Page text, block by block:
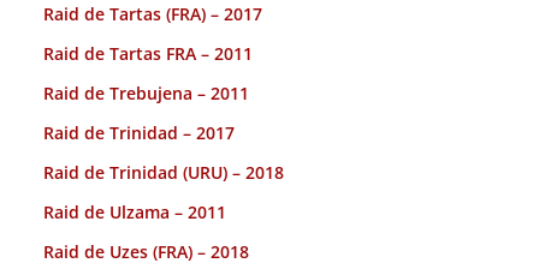
Raid de Tartas (FRA) – 2017
Raid de Tartas FRA – 2011
Raid de Trebujena – 2011
Raid de Trinidad – 2017
Raid de Trinidad (URU) – 2018
Raid de Ulzama – 2011
Raid de Uzes (FRA) – 2018